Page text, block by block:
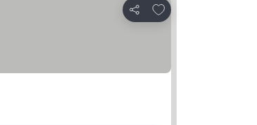
Partager
Ajouter à mes favoris